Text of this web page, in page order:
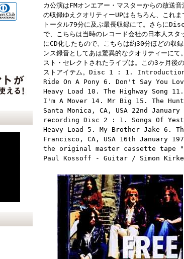
カ公演はFMオンエアー・マスターからの放送
の収録ゆえクオリティーUPはもちろん、これ
トータル79分に及ぶ最長収録にて。さらに
で、こちらは当時のレコード会社の日本人ス
にCD化したもので、こちらは約30分ほどの収
ンス録音としてあは驚異的なクオリティーに
スト・セレクトされたライブは。この3ヶ月後
ストアイテム。Disc 1 : 1.
Ride On A Pony 6. Don't Say You
Heavy Load 10. The Highway Song
I'm A Mover 14. Mr Big 15. The
Santa Monica, CA, USA 22nd
recording Disc 2 : 1. Songs Of
Heavy Load 5. My Brother Jake 6.
Francisco, CA, USA 16th January
the original master cassette tape
Paul Kossoff - Guitar / Simon